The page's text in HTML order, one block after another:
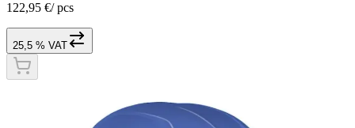
122,95 €/ pcs
25,5 % VAT